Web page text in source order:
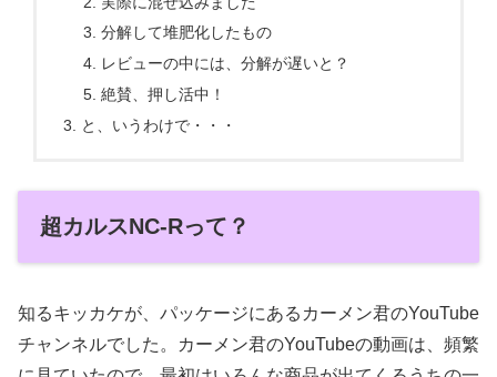
分解して堆肥化したもの
レビューの中には、分解が遅いと？
絶賛、押し活中！
と、いうわけで・・・
超カルスNC-Rって？
知るキッカケが、パッケージにあるカーメン君のYouTube
チャンネルでした。カーメン君のYouTubeの動画は、頻繁